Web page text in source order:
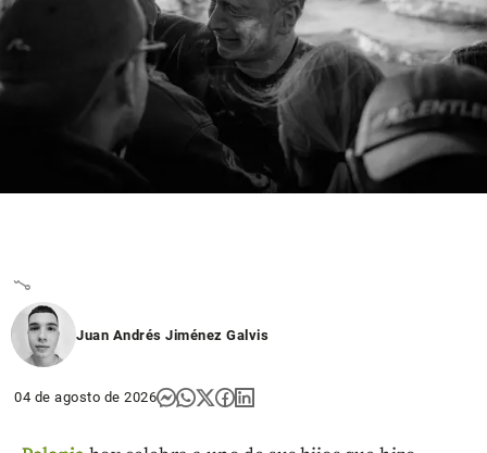
Los récords
mantienen a
la élite del
share
Juan Andrés Jiménez Galvis
04 de agosto de 2026